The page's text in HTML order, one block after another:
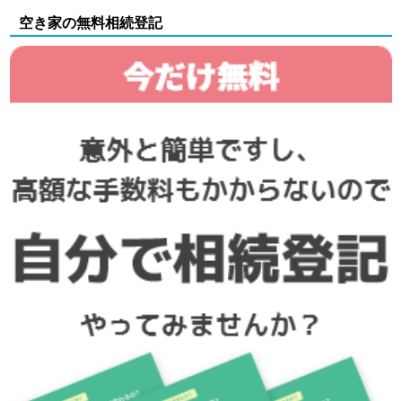
空き家の無料相続登記